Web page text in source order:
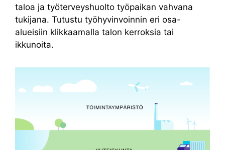
taloa ja työterveyshuolto työpaikan vahvana
tukijana. Tutustu työhyvinvoinnin eri osa-
alueisiin klikkaamalla talon kerroksia tai
ikkunoita.